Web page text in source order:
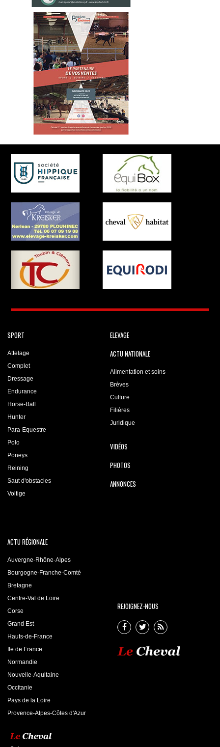
SPORT
Attelage
Complet
Dressage
Endurance
Horse-Ball
Hunter
Para-Equestre
Polo
Poneys
Reining
Saut d'obstacles
Voltige
ELEVAGE
ACTU NATIONALE
Alimentation et soins
Brèves
Culture
Filières
Juridique
VIDÉOS
PHOTOS
ANNONCES
ACTU RÉGIONALE
Auvergne-Rhône-Alpes
Bourgogne-Franche-Comté
Bretagne
Centre-Val de Loire
Corse
Grand Est
Hauts-de-France
Ile de France
Normandie
Nouvelle-Aquitaine
Occitanie
Pays de la Loire
Provence-Alpes-Côtes d'Azur
REJOIGNEZ-NOUS